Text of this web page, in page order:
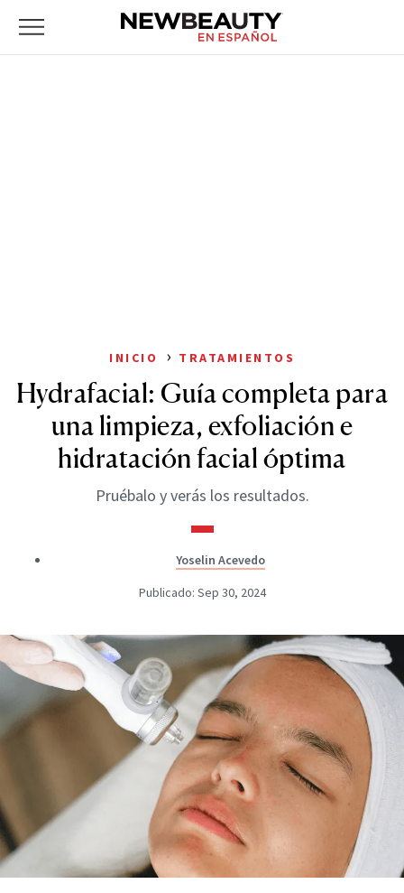
Primary
NewBeauty
INICIO › TRATAMIENTOS
Hydrafacial: Guía completa para
una limpieza, exfoliación e
hidratación facial óptima
Pruébalo y verás los resultados.
Yoselin Acevedo
Publicado: Sep 30, 2024